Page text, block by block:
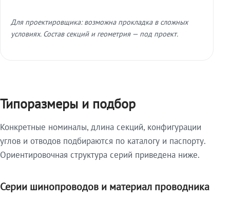
Для проектировщика: возможна прокладка в сложных
условиях. Состав секций и геометрия — под проект.
Типоразмеры и подбор
Конкретные номиналы, длина секций, конфигурации
углов и отводов подбираются по каталогу и паспорту.
Ориентировочная структура серий приведена ниже.
Серии шинопроводов и материал проводника